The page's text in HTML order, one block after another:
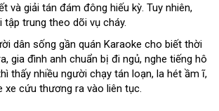
và giải tán đám đông hiếu kỳ. Tuy nhiên,
trung theo dõi vụ cháy.
dân sống gần quán Karaoke cho biết thời
gia đình anh chuẩn bị đi ngủ, nghe tiếng hô
thấy nhiều người chạy tán loạn, la hét ầm ĩ,
xe cứu thương ra vào liên tục.